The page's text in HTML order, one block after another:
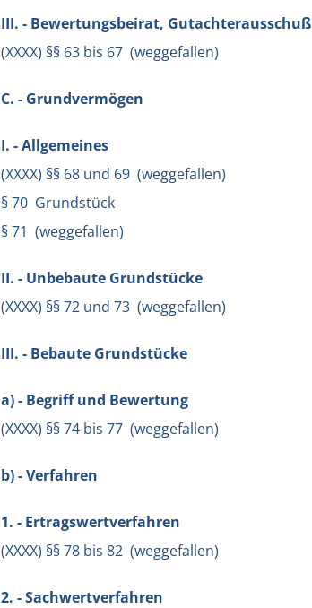
III. - Bewertungsbeirat, Gutachterausschuß
(XXXX) §§ 63 bis 67 (weggefallen)
C. - Grundvermögen
I. - Allgemeines
(XXXX) §§ 68 und 69 (weggefallen)
§ 70 Grundstück
§ 71 (weggefallen)
II. - Unbebaute Grundstücke
(XXXX) §§ 72 und 73 (weggefallen)
III. - Bebaute Grundstücke
a) - Begriff und Bewertung
(XXXX) §§ 74 bis 77 (weggefallen)
b) - Verfahren
1. - Ertragswertverfahren
(XXXX) §§ 78 bis 82 (weggefallen)
2. - Sachwertverfahren